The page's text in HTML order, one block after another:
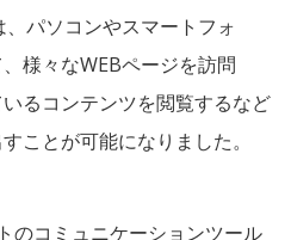
パソコンやスマートフォ
様々なWEBページを訪問
るコンテンツを閲覧するなど
ことが可能になりました。
のコミュニケーションツール